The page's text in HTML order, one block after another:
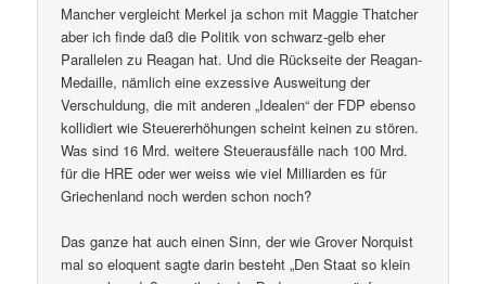
Mancher vergleicht Merkel ja schon mit Maggie Thatcher
aber ich finde daß die Politik von schwarz-gelb eher
Parallelen zu Reagan hat. Und die Rückseite der Reagan-
Medaille, nämlich eine exzessive Ausweitung der
Verschuldung, die mit anderen „Idealen“ der FDP ebenso
kollidiert wie Steuererhöhungen scheint keinen zu stören.
Was sind 16 Mrd. weitere Steuerausfälle nach 100 Mrd.
für die HRE oder wer weiss wie viel Milliarden es für
Griechenland noch werden schon noch?
Das ganze hat auch einen Sinn, der wie Grover Norquist
mal so eloquent sagte darin besteht „Den Staat so klein